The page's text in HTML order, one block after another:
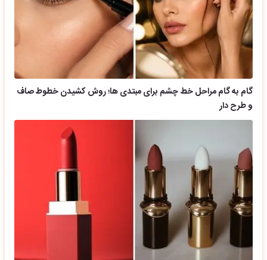
گام به گام مراحل خط چشم برای مبتدی ها؛ روش کشیدن خطوط صاف
و طرح دار